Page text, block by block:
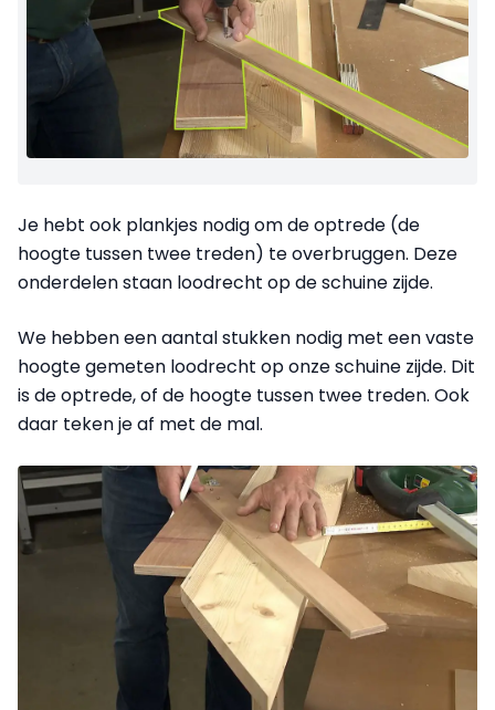
Je hebt ook plankjes nodig om de optrede (de
hoogte tussen twee treden) te overbruggen. Deze
onderdelen staan loodrecht op de schuine zijde.
We hebben een aantal stukken nodig met een vaste
hoogte gemeten loodrecht op onze schuine zijde. Dit
is de optrede, of de hoogte tussen twee treden. Ook
daar teken je af met de mal.